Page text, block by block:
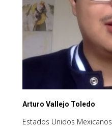
Arturo Vallejo Toledo
Estados Unidos Mexicanos